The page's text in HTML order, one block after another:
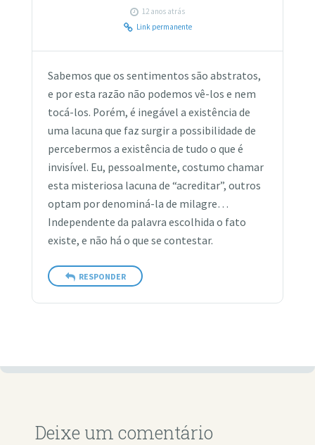
12 anos atrás
Link permanente
Sabemos que os sentimentos são abstratos,
e por esta razão não podemos vê-los e nem
tocá-los. Porém, é inegável a existência de
uma lacuna que faz surgir a possibilidade de
percebermos a existência de tudo o que é
invisível. Eu, pessoalmente, costumo chamar
esta misteriosa lacuna de “acreditar”, outros
optam por denominá-la de milagre…
Independente da palavra escolhida o fato
existe, e não há o que se contestar.
RESPONDER
Deixe um comentário